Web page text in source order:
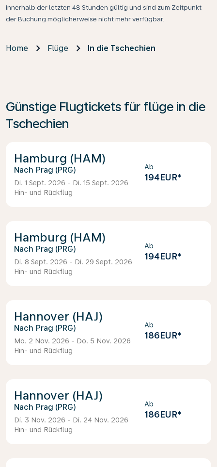
innerhalb der letzten 48 Stunden gültig und sind zum Zeitpunkt
der Buchung möglicherweise nicht mehr verfügbar.
Home Flüge In die Tschechien
Günstige Flugtickets für flüge in die
Tschechien
Hamburg (HAM)
Prag (PRG)
Di. 1 Sept. 2026 - Di. 15 Sept. 2026
Hin- und Rückflug
Ab
194EUR*
Hamburg (HAM)
Prag (PRG)
Di. 8 Sept. 2026 - Di. 29 Sept. 2026
Hin- und Rückflug
Ab
194EUR*
Hannover (HAJ)
Prag (PRG)
Mo. 2 Nov. 2026 - Do. 5 Nov. 2026
Hin- und Rückflug
Ab
186EUR*
Hannover (HAJ)
Prag (PRG)
Di. 3 Nov. 2026 - Di. 24 Nov. 2026
Hin- und Rückflug
Ab
186EUR*